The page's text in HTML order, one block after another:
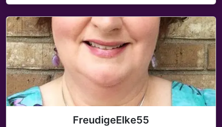
FreudigeElke55